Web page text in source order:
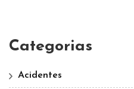
Categorias
Acidentes